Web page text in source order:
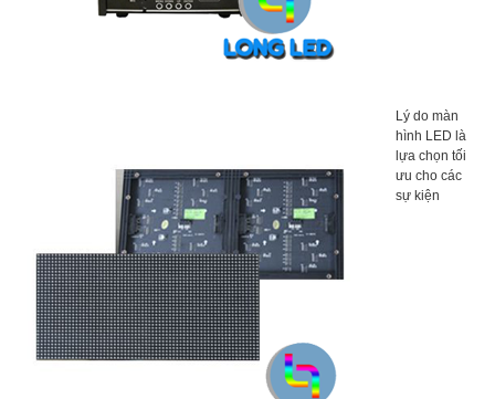
Lý do màn
hình LED là
lựa chọn tối
ưu cho các
sự kiện